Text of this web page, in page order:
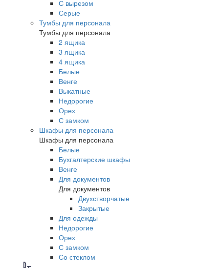
С вырезом
Серые
Тумбы для персонала
Тумбы для персонала
2 ящика
3 ящика
4 ящика
Белые
Венге
Выкатные
Недорогие
Орех
С замком
Шкафы для персонала
Шкафы для персонала
Белые
Бухгалтерские шкафы
Венге
Для документов
Для документов
Двухстворчатые
Закрытые
Для одежды
Недорогие
Орех
С замком
Со стеклом